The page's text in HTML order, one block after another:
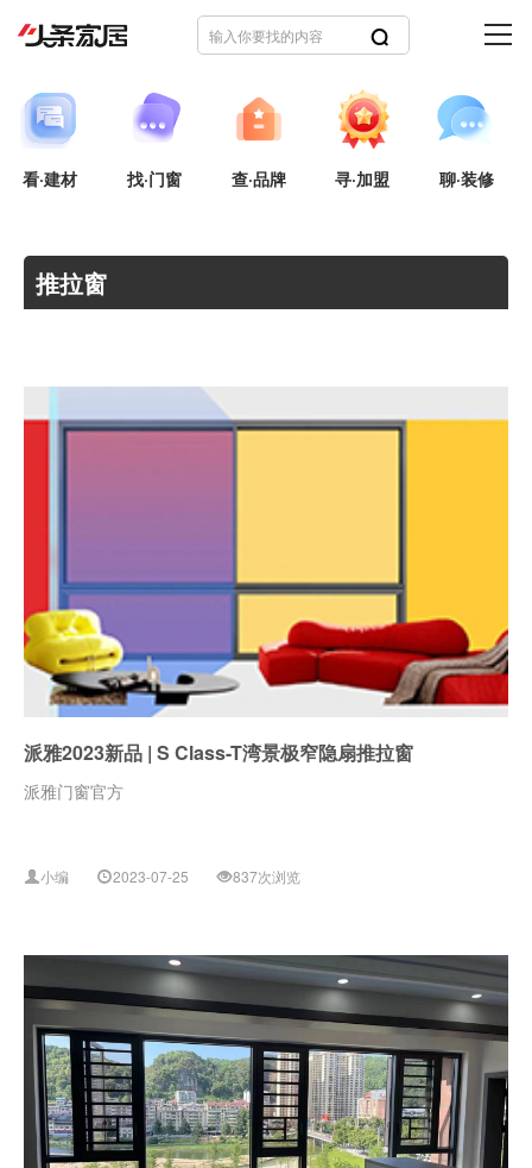
看·建材 找·门窗 查·品牌 寻·加盟 聊·装修
推拉窗
派雅2023新品 | S Class-T湾景极窄隐扇推拉窗
派雅门窗官方
小编 2023-07-25 837次浏览